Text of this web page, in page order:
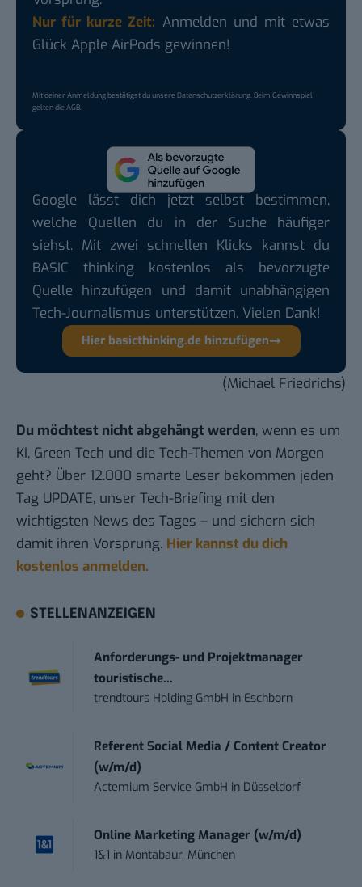
Nur für kurze Zeit: Anmelden und mit etwas
Glück Apple AirPods gewinnen!
Mit deiner Anmeldung bestätigst du unsereDatenschutzerklärung. Beim Gewinnspiel
gelten dieAGB.
Google lässt dich jetzt selbst bestimmen,
welche Quellen du in der Suche häufiger
siehst. Mit zwei schnellen Klicks kannst du
BASIC thinking kostenlos als bevorzugte
Quelle hinzufügen und damit unabhängigen
Tech-Journalismus unterstützen. Vielen Dank!
Hier basicthinking.de hinzufügen
(Michael Friedrichs)
Du möchtest nicht abgehängt werden, wenn es um
KI, Green Tech und die Tech-Themen von Morgen
geht? Über 12.000 smarte Leser bekommen jeden
Tag UPDATE, unser Tech-Briefing mit den
wichtigsten News des Tages – und sichern sich
damit ihren Vorsprung. Hier kannst du dich
kostenlos anmelden.
STELLENANZEIGEN
Anforderungs- und Projektmanager
touristische...
trendtours Holding GmbH in Eschborn
Referent Social Media / Content Creator
(w/m/d)
Actemium Service GmbH in Düsseldorf
Online Marketing Manager (w/m/d)
1&1 in Montabaur, München